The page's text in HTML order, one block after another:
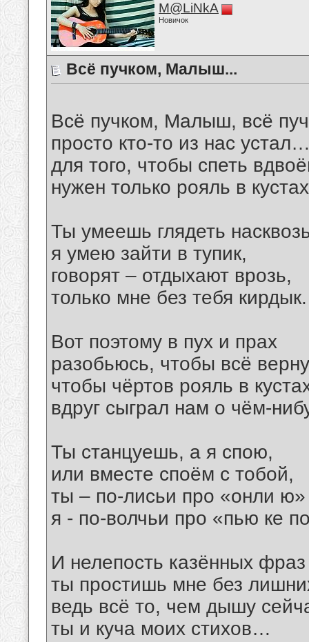
M@LiNkA
Новичок
Всё пучком, Малыш...
Всё пучком, Малыш, всё
просто кто-то из нас
для того, чтобы спеть
нужен только рояль в
Ты умеешь глядеть
я умею зайти в тупик,
говорят – отдыхают врозь,
только мне без тебя кирдык.
Вот поэтому в пух и прах
разобьюсь, чтобы всё
чтобы чёртов рояль в
вдруг сыграл нам о чём-
Ты станцуешь, а я спою,
или вместе споём с тобой,
ты – по-лисьи про «онли ю»
я - по-волчьи про «пью ке
И нелепость казённых фраз
ты простишь мне без
ведь всё то, чем дышу
ты и куча моих стихов…